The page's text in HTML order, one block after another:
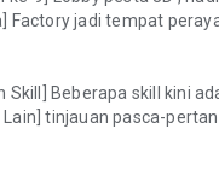
Factory jadi tempat
Skill] Beberapa skill kini
Lain] tinjauan pasca-